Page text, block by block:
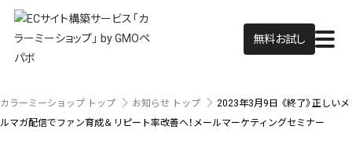
無料お試し
カラーミーショップ トップ お知らせ トップ 2023年3月9日 《終了》正しいメ
ルマガ配信でファン育成＆リピート率改善へ！メールマーケティングセミナー